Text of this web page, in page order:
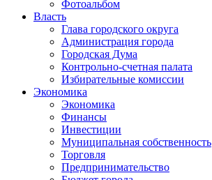
Фотоальбом
Власть
Глава городского округа
Администрация города
Городская Дума
Контрольно-счетная палата
Избирательные комиссии
Экономика
Экономика
Финансы
Инвестиции
Муниципальная собственность
Торговля
Предпринимательство